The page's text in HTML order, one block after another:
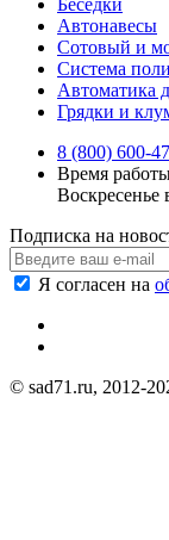
Беседки
Автонавесы
Сотовый и
Система
Автоматика
Грядки и
8 (800) 600-
Время
Воскресенье
Подписка на
Я согласен на
© sad71.ru, 2012-